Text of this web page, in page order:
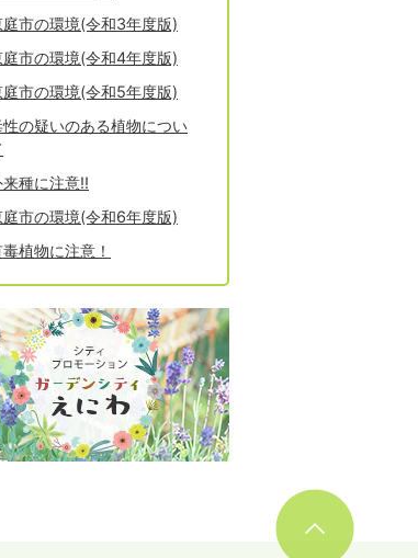
庭市の環境(令和3年度版)
庭市の環境(令和4年度版)
庭市の環境(令和5年度版)
性の疑いのある植物につい
来種に注意‼
庭市の環境(令和6年度版)
植物に注意！